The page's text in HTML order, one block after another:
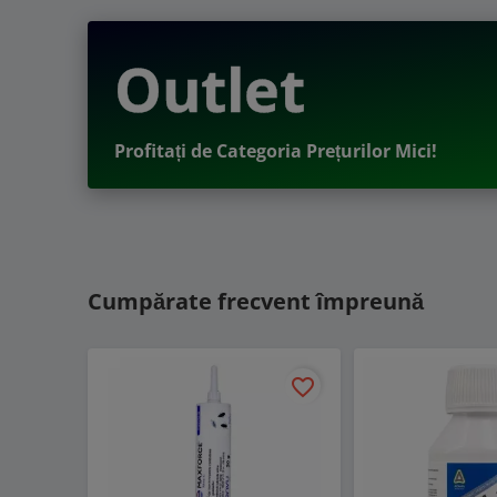
Outlet
Profitați de Categoria Prețurilor Mici!
Cumpărate frecvent împreună
favorite_border